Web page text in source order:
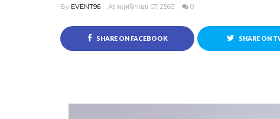
By EVENT96 At พฤศจิกายน 07, 2563 0
SHARE ON FACEBOOK SHARE ON